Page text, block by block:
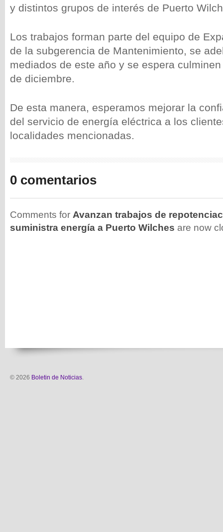
y distintos grupos de interés de Puerto
Los trabajos forman parte del equipo de
de la subgerencia de Mantenimiento, se
mediados de este año y se espera
de diciembre.
De esta manera, esperamos mejorar la
del servicio de energía eléctrica a los
localidades mencionadas.
0 comentarios
Comments for Avanzan trabajos de
suministra energía a Puerto Wilches are now
© 2026 Boletin de Noticias.